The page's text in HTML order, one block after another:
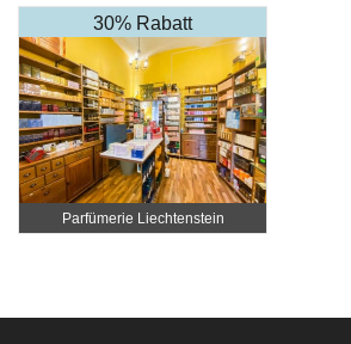
30% Rabatt
Parfümerie Liechtenstein